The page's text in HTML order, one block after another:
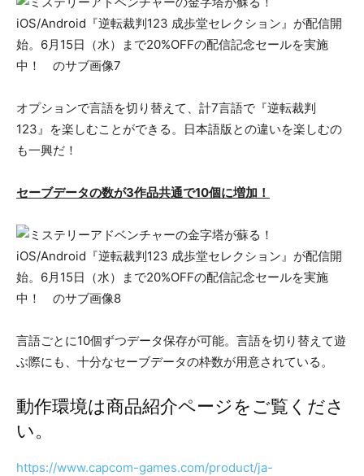
オプションで言語を切り替えて、計7言語で『逆転裁判
123』を楽しむことができる。日本語版との違いを楽しむの
も一興だ！
セーブデータの数が3作品共通で10個に増加！
言語ごとに10個ずつデータ保存が可能。言語を切り替えて遊
ぶ際にも、十分なセーブデータの枠数が用意されている。
動作環境は商品紹介ページをご覧くださ
い。
https://www.capcom-games.com/product/ja-